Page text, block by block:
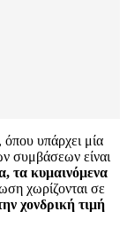
, όπου υπάρχει μία
συμβάσεων είναι
τα κυμαινόμενα
χωρίζονται σε
χονδρική τιμή